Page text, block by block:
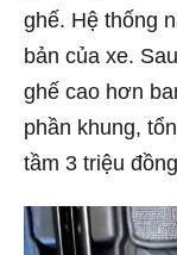
ghế. Hệ thống
bản của xe.
ghế cao hơn
phần khung,
tầm 3 triệu